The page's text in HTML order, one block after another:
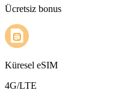
Ücretsiz bonus
Küresel eSIM
4G/LTE